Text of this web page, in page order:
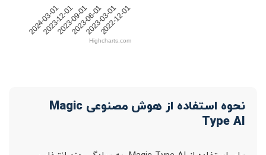
2024-03-01
2023-12-01
2023-09-01
2023-06-01
2023-03-01
2022-12-01
Highcharts.com
نحوه استفاده از هوش مصنوعی Magic
Type AI